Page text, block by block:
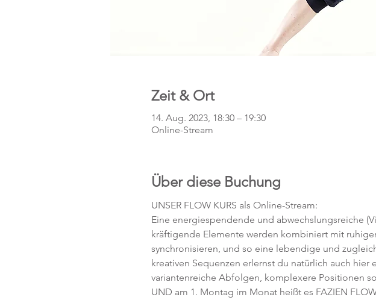
Zeit & Ort
14. Aug. 2023, 18:30 – 19:30
Online-Stream
Über diese Buchung
UNSER FLOW KURS als Online-Stream:
Eine energiespendende und abwechslungsreiche
kräftigende Elemente werden kombiniert mit
synchronisieren, und so eine lebendige und
kreativen Sequenzen erlernst du natürlich auch
variantenreiche Abfolgen, komplexere Positionen
UND am 1. Montag im Monat heißt es FAZIEN